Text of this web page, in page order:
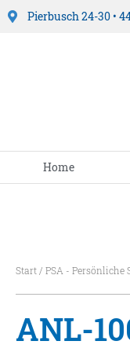
Pierbusch 24-30 •
Home
Start / PSA - Persönliche
ANL-